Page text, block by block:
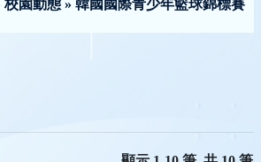
校園動態 » 韓國國際青少年籃球錦標賽